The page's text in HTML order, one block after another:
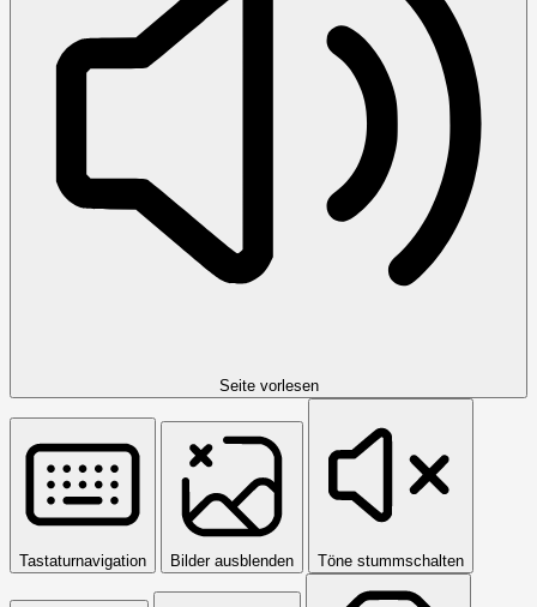
Seite vorlesen
Tastaturnavigation Bilder ausblenden Töne stummschalten